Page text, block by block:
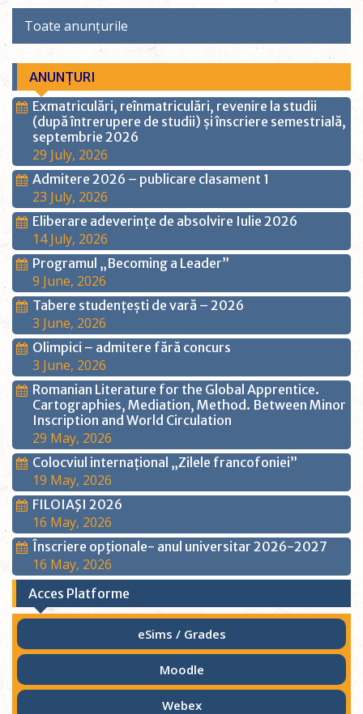
Toate anunțurile
ANUNȚURI
Exmatriculări, reînmatriculări, revenire la studii
(după întrerupere de studii) și înscriere semestrială,
septembrie 2026
29 July, 2026
Admitere 2026 – publicare clasament 1
23 July, 2026
Eliberare adeverințe de absolvire Iulie 2026
14 July, 2026
Programul „Becoming a Leader”
9 June, 2026
Tabere studențești de vară – 2026
3 June, 2026
Olimpici – admitere fără concurs
3 June, 2026
Romanian Literature for the Global Apprentice.
Cartographies, Mediation, Method. Between Minor
Inscription and World Circulation
29 May, 2026
Colocviul internațional „Zilele francofoniei”
19 May, 2026
FILOIAŞI 2026
16 May, 2026
Înscriere opţionale- anul universitar 2026-2027
16 May, 2026
Acces Platforme
eSims / Grades
Moodle
Webex